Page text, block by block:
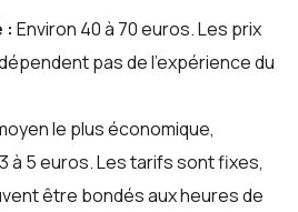
: Environ 40 à 70 euros. Les prix
pas de l'expérience du
le plus économique,
à 5 euros. Les tarifs sont fixes,
être bondés aux heures de